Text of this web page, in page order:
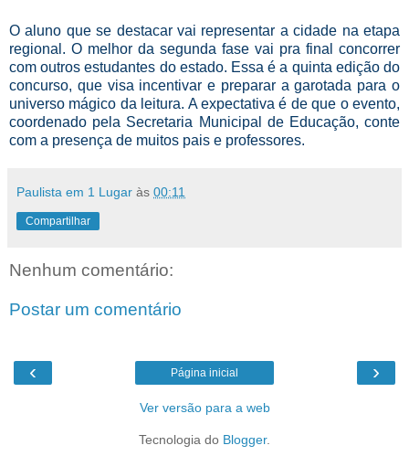
O aluno que se destacar vai representar a cidade na etapa
regional. O melhor da segunda fase vai pra final concorrer
com outros estudantes do estado. Essa é a quinta edição do
concurso, que visa incentivar e preparar a garotada para o
universo mágico da leitura. A expectativa é de que o evento,
coordenado pela Secretaria Municipal de Educação, conte
com a presença de muitos pais e professores.
Paulista em 1 Lugar às 00:11
Compartilhar
Nenhum comentário:
Postar um comentário
‹ ›
Página inicial
Ver versão para a web
Tecnologia do Blogger.